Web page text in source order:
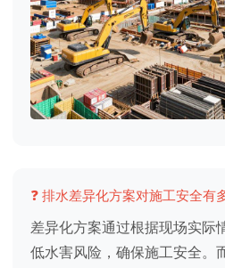
❓ 排水差异化方案对施工安全有
差异化方案通过根据现场实际
低水害风险，确保施工安全。